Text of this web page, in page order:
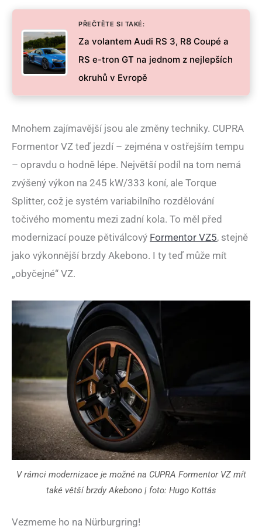
PŘEČTĚTE SI TAKÉ:
Za volantem Audi RS 3, R8 Coupé a
RS e-tron GT na jednom z nejlepších
okruhů v Evropě
Mnohem zajímavější jsou ale změny techniky. CUPRA
Formentor VZ teď jezdí – zejména v ostřejším tempu
– opravdu o hodně lépe. Největší podíl na tom nemá
zvýšený výkon na 245 kW/333 koní, ale Torque
Splitter, což je systém variabilního rozdělování
točivého momentu mezi zadní kola. To měl před
modernizací pouze pětiválcový Formentor VZ5, stejně
jako výkonnější brzdy Akebono. I ty teď může mít
„obyčejné“ VZ.
V rámci modernizace je možné na CUPRA Formentor VZ mít
také větší brzdy Akebono | foto: Hugo Kottás
Vezmeme ho na Nürburgring!